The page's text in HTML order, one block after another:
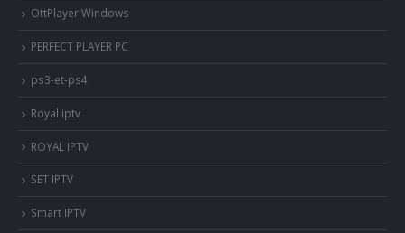
OttPlayer Windows
PERFECT PLAYER PC
ps3-et-ps4
Royal iptv
ROYAL IPTV
SET IPTV
Smart IPTV